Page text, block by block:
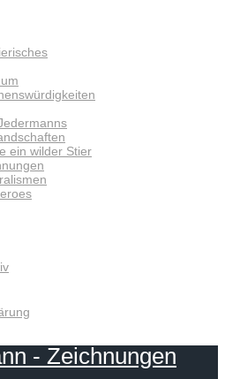
ein wilder Stier
- Zeichnungen